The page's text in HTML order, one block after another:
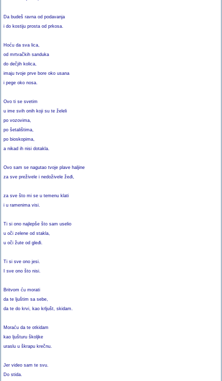
Da budeš ravna od podavanja
i do kostiju prosta od prkosa.
Hoću da sva lica,
od mrtvačkih sanduka
do dečjih kolica,
imaju tvoje prve bore oko usana
i pege oko nosa.
Ovo ti se svetim
u ime svih onih koji su te želeli
po vozovima,
po šetalištima,
po bioskopima,
a nikad ih nisi dotakla.
Ovo sam se nagutao tvoje plave haljine
za sve preživele i nedoživele žeđi,
za sve što mi se u temenu klati
i u ramenima visi.
Ti si ono najlepše što sam uselio
u oči zelene od stakla,
u oči žute od gleđi.
Ti si sve ono jesi.
I sve ono što nisi.
Britvom ću morati
da te ljuštim sa sebe,
da te do krvi, kao krljušt, skidam.
Moraću da te otkidam
kao ljušturu školjke
uraslu u škrapu krečnu.
Jer video sam te svu.
Do stida.